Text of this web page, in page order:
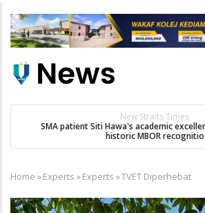
main
Main
New Straits Times
SMA patient Siti Hawa's academic
historic MBOR recognitio
Breadcrumb
Home »Experts »Experts »TVET Diperhebat